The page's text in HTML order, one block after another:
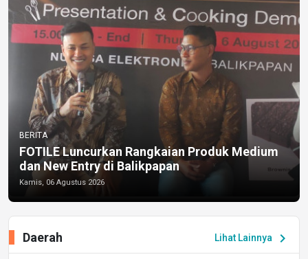
BERITA
FOTILE Luncurkan Rangkaian Produk Medium
dan New Entry di Balikpapan
Kamis, 06 Agustus 2026
Lihat Lainnya chevron_right
Daerah